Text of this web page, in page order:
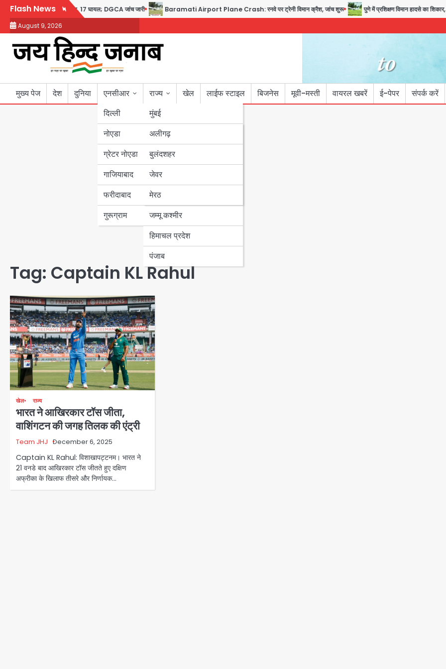
Skip
content
Flash News
का डोप टेस्ट पॉजिटिव, 17 घायल; DGCA जांच जारी Baramati Airport Plane Crash: रनवे पर ट्रेनी विमान क्रैश, जांच शुरू पुणे में प्रशिक्षण विमान हादसे का शिकार,
August 9, 2026
मुख्य पेज देश दुनिया
एनसीआर
दिल्ली
नोएडा
ग्रेटर नोएडा
गाजियाबाद
फरीदाबाद
गुरूग्राम
राज्य
मुंबई
उत्तर प्रदेश
अलीगढ़
बुलंदशहर
जेवर
मेरठ
बिहार
पंजाब
हरियाणा
जम्मू कश्मीर
हिमाचल प्रदेश
पंजाब
खेल लाईफ स्टाइल बिजनेस मूवी-मस्ती वायरल खबरें ई-पेपर संपर्क करें
Tag: Captain KL Rahul
खेल राज्य
भारत ने आखिरकार टॉस जीता,
वाशिंगटन की जगह तिलक की एंट्री
Team JHJ December 6, 2025
Captain KL Rahul: विशाखापट्टनम। भारत ने
21 वनडे बाद आखिरकार टॉस जीतते हुए दक्षिण
अफ्रीका के खिलाफ तीसरे और निर्णायक…